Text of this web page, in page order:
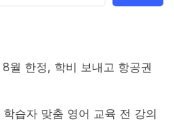
월 한정, 학비 보내고 항공권
습자 맞춤 영어 교육 전 강의